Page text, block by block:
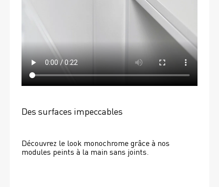
Des surfaces impeccables
Découvrez le look monochrome grâce à nos
modules peints à la main sans joints.